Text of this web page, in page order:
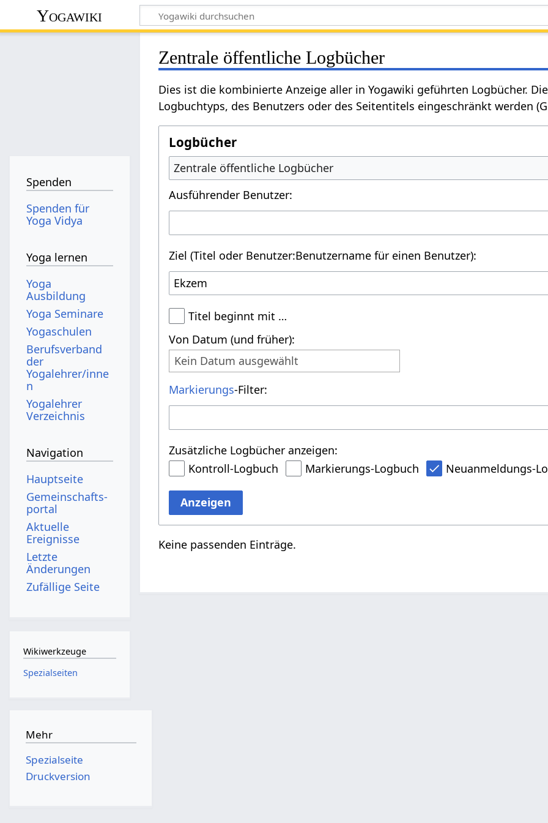
Yogawiki
Zentrale öffentliche Logbücher
Dies ist die kombinierte Anzeige aller in Yogawiki geführten Logbücher.
Logbuchtyps, des Benutzers oder des Seitentitels eingeschränkt werden
Logbücher
Zentrale öffentliche Logbücher
Ausführender Benutzer:
Ziel (Titel oder Benutzer:Benutzername für einen Benutzer):
Titel beginnt mit …
Von Datum (und früher):
Kein Datum ausgewählt
Markierungs-Filter:
Zusätzliche Logbücher anzeigen:
Kontroll-Logbuch
Markierungs-Logbuch Neuanmeldungs-
Anzeigen
Keine passenden Einträge.
Spenden
Spenden für
Yoga Vidya
Yoga lernen
Yoga
Ausbildung
Yoga Seminare
Yogaschulen
Berufsverband
der
Yogalehrer/inne
n
Yogalehrer
Verzeichnis
Navigation
Hauptseite
Gemeinschafts­
portal
Aktuelle
Ereignisse
Letzte
Änderungen
Zufällige Seite
Wikiwerkzeuge
Spezialseiten
Mehr
Spezialseite
Druckversion